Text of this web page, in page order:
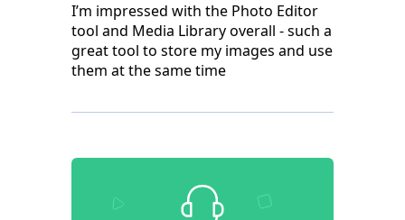
I’m impressed with the Photo Editor
tool and Media Library overall - such a
great tool to store my images and use
them at the same time